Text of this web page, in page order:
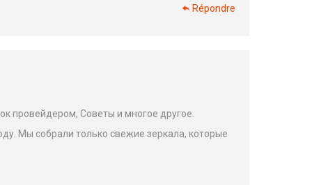
Répondre
провейдером, Советы и многое другое.
Мы собрали только свежие зеркала, которые